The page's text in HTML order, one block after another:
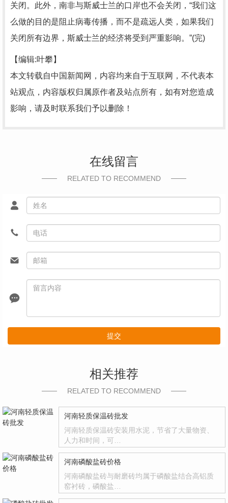
关闭。此外，南非与斯威士兰的口岸也不会关闭，“我们这
么做的目的是阻止病毒传播，而不是疏远人类，如果我们
关闭所有边界，斯威士兰的经济将受到严重影响。”(完)
【编辑:叶攀】
本文转载自中国新闻网，内容均来自于互联网，不代表本
站观点，内容版权归属原作者及站点所有，如有对您造成
影响，请及时联系我们予以删除！
在线留言
RELATED TO RECOMMEND
提交
相关推荐
RELATED TO RECOMMEND
河南轻质保温砖批发
河南轻质保温砖安装用水泥，节省了大量物资、
人力和时间，可…
河南磷酸盐砖价格
河南磷酸盐砖与耐磨砖均属于磷酸盐结合高铝质
窑衬砖，磷酸盐…